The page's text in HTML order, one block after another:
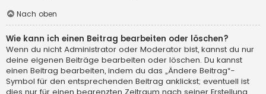
Nach oben
Wie kann ich einen Beitrag bearbeiten oder löschen?
Wenn du nicht Administrator oder Moderator bist, kannst du nur
deine eigenen Beiträge bearbeiten oder löschen. Du kannst
einen Beitrag bearbeiten, indem du das „Ändere Beitrag“-
Symbol für den entsprechenden Beitrag anklickst; eventuell ist